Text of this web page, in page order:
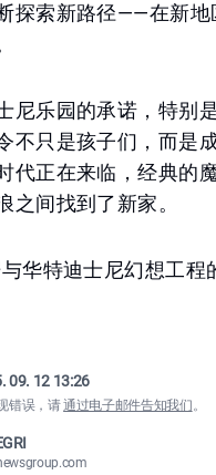
探索新路径——在新地
尼乐园的承诺，特别
不只是孩子们，而是
代正在来临，经典的
之间找到了新家。
华特迪士尼幻想工程
09. 12 13:26
错误，请通过电子邮件告知我们。